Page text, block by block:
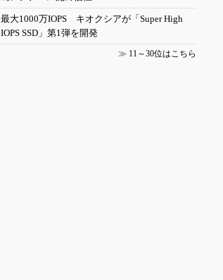
最大1000万IOPS キオクシアが「Super High
IOPS SSD」第1弾を開発
≫ 11～30位はこちら